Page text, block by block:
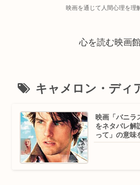
映画を通じて人間心理を理
心を読む映画
キャメロン・ディ
映画「バニラ
をネタバレ解
って」の意味